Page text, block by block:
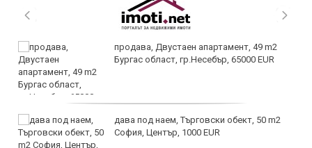
продава, Двустаен апартамент, 49 m2
Бургас област, гр.Несебър, 65000 EUR
дава под наем, Търговски обект, 50 m2
София, Център, 1000 EUR